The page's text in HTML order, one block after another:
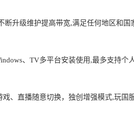
断升级维护提高带宽,满足任何地区和国
、TV多平台安装使用,最多支持个
、直播随意切换，独创增强模式,玩国